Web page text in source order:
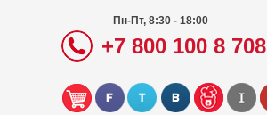
Пн-Пт, 8:30 - 18:00
+7 800 100 8 708